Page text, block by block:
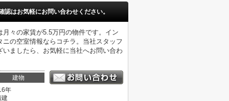
認はお気軽にお問い合わせください。
々の家賃が5.5万円の物件です。イン
の空室情報ならコチラ。当社スタッフ
ましたら、お気軽に当社へお問い合わ
建物
年
建